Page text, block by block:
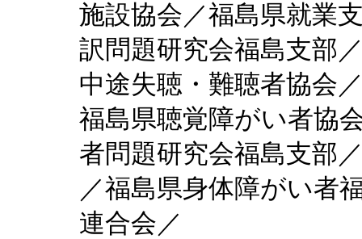
施設協会／福島県就業
訳問題研究会福島支部
中途失聴・難聴者協会
福島県聴覚障がい者協
者問題研究会福島支部
／福島県身体障がい者
連合会／